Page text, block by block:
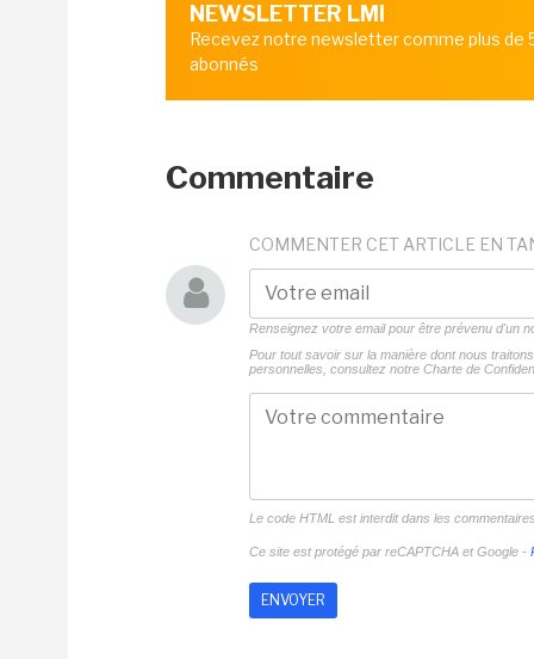
NEWSLETTER LMI
Recevez notre newsletter comme plus
abonnés
Commentaire
COMMENTER CET ARTICLE EN
Renseignez votre email pour être prévenu d'un
Pour tout savoir sur la manière dont nous
personnelles, consultez notre Charte de
Le code HTML est interdit dans les
Ce site est protégé par reCAPTCHA et Google -